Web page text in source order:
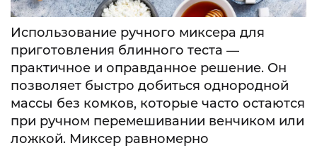
Использование ручного миксера для
приготовления блинного теста —
практичное и оправданное решение. Он
позволяет быстро добиться однородной
массы без комков, которые часто остаются
при ручном перемешивании венчиком или
ложкой. Миксер равномерно